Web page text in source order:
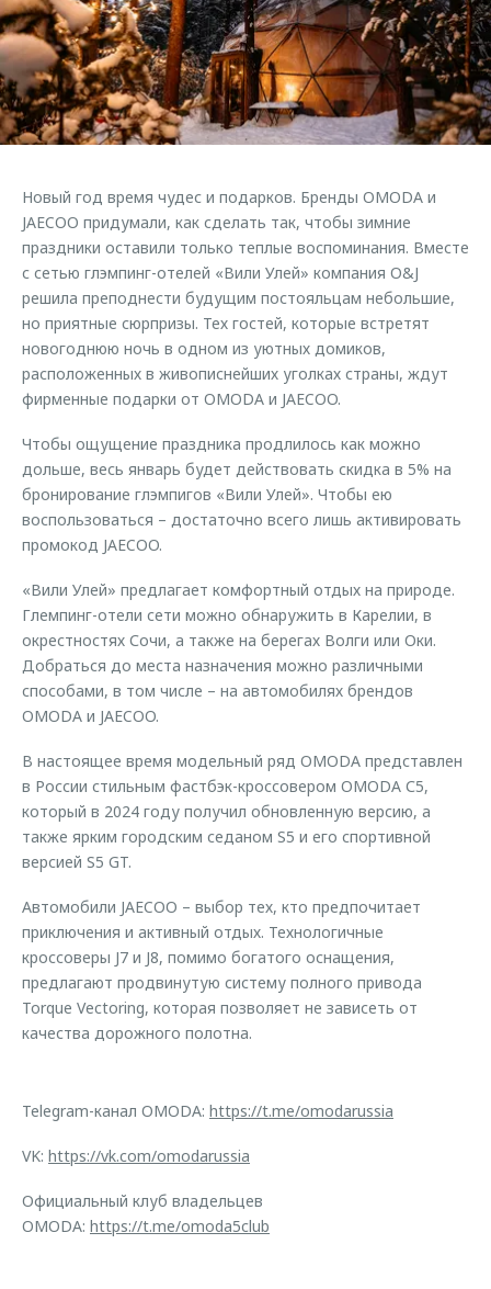
Страхование
Кредитный калькулятор
Аксессуары
Одежда и сувениры
Запчасти
Трейд-ин
Калькулятор трейд-ин
Клиентская поддержка
O&J Автоклуб
Клуб владельцев OMODA
Приложение O&J
Одежда и сувениры
Оригинальные аксессуары
Обратная связь
Новый год время чудес и подарков. Бренды OMODA и
JAECOO придумали, как сделать так, чтобы зимние
праздники оставили только теплые воспоминания. Вместе
с сетью глэмпинг-отелей «Вили Улей» компания O&J
решила преподнести будущим постояльцам небольшие,
но приятные сюрпризы. Тех гостей, которые встретят
новогоднюю ночь в одном из уютных домиков,
расположенных в живописнейших уголках страны, ждут
фирменные подарки от OMODA и JAECOO.
Чтобы ощущение праздника продлилось как можно
дольше, весь январь будет действовать скидка в 5% на
бронирование глэмпигов «Вили Улей». Чтобы ею
воспользоваться – достаточно всего лишь активировать
промокод JAECOO.
«Вили Улей» предлагает комфортный отдых на природе.
Глемпинг-отели сети можно обнаружить в Карелии, в
окрестностях Сочи, а также на берегах Волги или Оки.
Добраться до места назначения можно различными
способами, в том числе – на автомобилях брендов
OMODA и JAECOO.
В настоящее время модельный ряд OMODA представлен
в России стильным фастбэк-кроссовером OMODA С5,
который в 2024 году получил обновленную версию, а
также ярким городским седаном S5 и его спортивной
версией S5 GT.
Автомобили JAECOO – выбор тех, кто предпочитает
приключения и активный отдых. Технологичные
кроссоверы J7 и J8, помимо богатого оснащения,
предлагают продвинутую систему полного привода
Torque Vectoring, которая позволяет не зависеть от
качества дорожного полотна.
Telegram-канал OMODA: https://t.me/omodarussia
VK: https://vk.com/omodarussia
Официальный клуб владельцев
OMODA: https://t.me/omoda5club